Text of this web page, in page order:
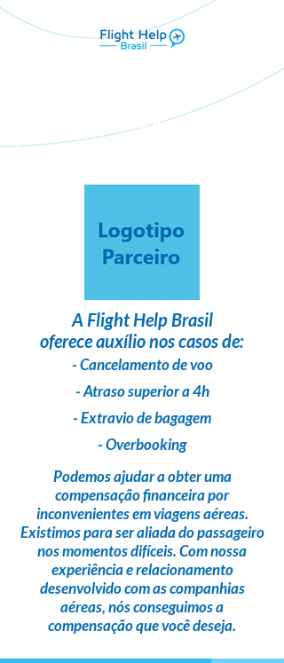
em parceria com
A Flight Help Brasil
oferece auxílio nos casos de:
- Cancelamento de voo
- Atraso superior a 4h
- Extravio de bagagem
- Overbooking
Podemos ajudar a obter uma
compensação financeirapor
inconvenientes em viagens aéreas.
Existimos para seraliada do passageiro
nos momentos difíceis. Com nossa
experiência e relacionamento
desenvolvido com as companhias
aéreas,nós conseguimos a
compensação que você deseja.